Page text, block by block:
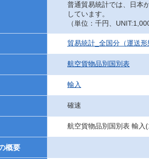
普通貿易統計では、日本
しています。
（単位：千円、
貿易統計_全国分（運送形
航空貨物品別国別表
輸入
確速
航空貨物品別国別表 輸
概要